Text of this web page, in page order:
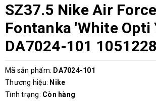
SZ37.5 Nike Air
Fontanka 'White Opti
DA7024-101 1051228
Mã sản phẩm: DA7024-101
Thương hiệu: Nike
Tình trạng: Còn hàng